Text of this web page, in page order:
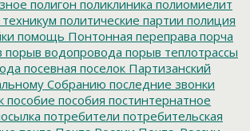
полигон поликлиника полиомиелит
политические партии полиция
помощь Понтонная переправа порча
порыв водопровода порыв теплотрассы
посевная поселок Партизанский
Собранию последние звонки
пособие пособия постинтернатное
потребители потребительская